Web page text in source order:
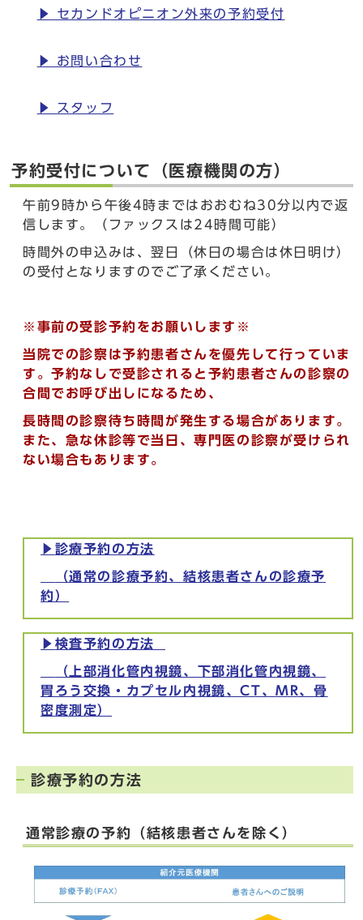
▶ セカンドオピニオン外来の予約受付
▶ お問い合わせ
▶ スタッフ
予約受付について（医療機関の方）
午前9時から午後4時まではおおむね30分以内で返
信します。（ファックスは24時間可能）
時間外の申込みは、翌日（休日の場合は休日明け）
の受付となりますのでご了承ください。
※事前の受診予約をお願いします※
当院での診察は予約患者さんを優先して行っていま
す。予約なしで受診されると予約患者さんの診察の
合間でお呼び出しになるため、
長時間の診察待ち時間が発生する場合があります。
また、急な休診等で当日、専門医の診察が受けられ
ない場合もあります。
▶ 診療予約の方法
（通常の診療予約、結核患者さんの診療予
約）
▶ 検査予約の方法
（上部消化管内視鏡、下部消化管内視鏡、
胃ろう交換・カプセル内視鏡、CT、MR、骨
密度測定）
診療予約の方法
通常診療の予約（結核患者さんを除く）